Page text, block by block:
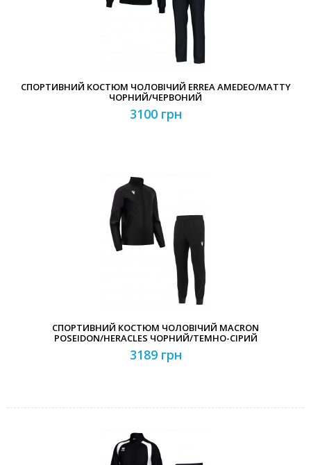
СПОРТИВНИЙ КОСТЮМ ЧОЛОВІЧИЙ ERREA AMEDEO/MATTY
ЧОРНИЙ/ЧЕРВОНИЙ
3100 грн
СПОРТИВНИЙ КОСТЮМ ЧОЛОВІЧИЙ MACRON
POSEIDON/HERACLES ЧОРНИЙ/ТЕМНО-СІРИЙ
3189 грн